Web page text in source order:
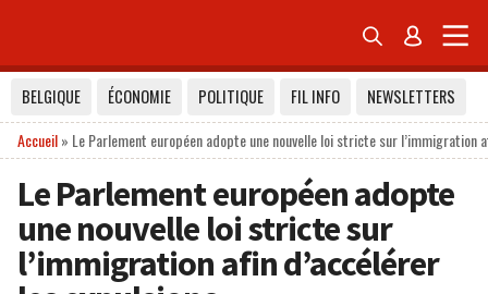
 
BELGIQUE ÉCONOMIE POLITIQUE FIL INFO
NEWSLETTERS
Accueil» Le Parlement européen adopte une nouvelle loi stricte sur l’immigration
Le Parlement européen adopte
une nouvelle loi stricte sur
l’immigration afin d’accélérer